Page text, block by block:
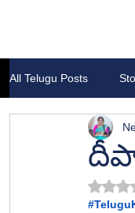
All Telugu Posts